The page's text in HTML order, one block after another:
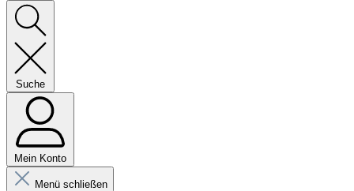
Suche
Mein Konto
Menü schließen